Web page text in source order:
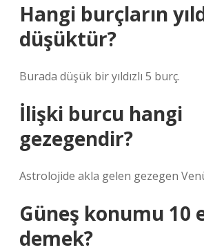
Hangi burçların
düşüktür?
Burada düşük bir yıldızlı 5 burç.
İlişki burcu hangi
gezegendir?
Astrolojide akla gelen gezegen
Güneş konumu 10
demek?